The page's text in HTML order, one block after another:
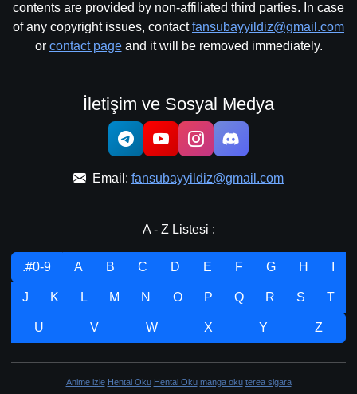
contents are provided by non-affiliated third parties. In case
of any copyright issues, contactfansubayyildiz@gmail.com
or contact pageand it will be removed immediately.
İletişim ve Sosyal Medya
Email: fansubayyildiz@gmail.com
A - Z Listesi :
.#0-9 A B C D E F G H
J K L M N O P Q R S T
U V W X Y Z
Anime izle Hentai Oku Hentai Oku manga oku terea sigara